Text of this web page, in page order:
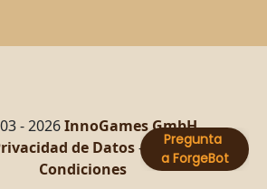
- 2026InnoGames GmbH
de Datos-
Términos y
Condiciones